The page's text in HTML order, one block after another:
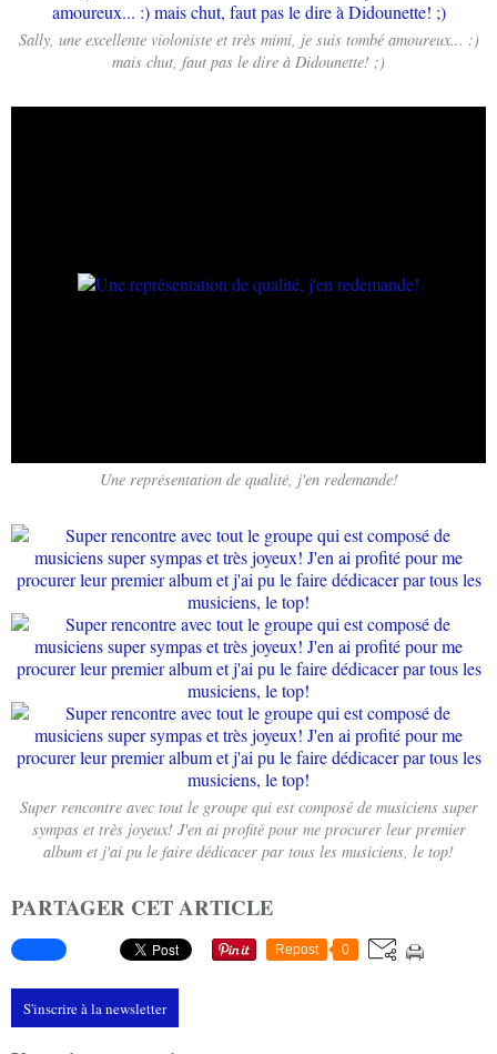
Sally, une excellente violoniste et très mimi, je suis tombé amoureux... :)
mais chut, faut pas le dire à Didounette! ;)
Une représentation de qualité, j'en redemande!
Super rencontre avec tout le groupe qui est composé de musiciens super
sympas et très joyeux! J'en ai profité pour me procurer leur premier
album et j'ai pu le faire dédicacer par tous les musiciens, le top!
PARTAGER CET ARTICLE
Repost 0
S'inscrire à la newsletter